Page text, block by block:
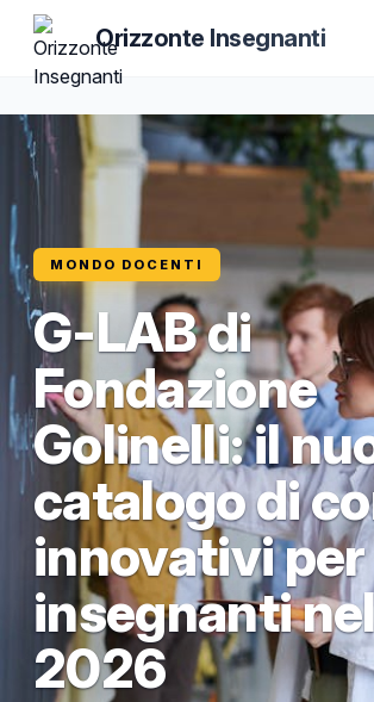
Orizzonte Insegnanti
MONDO DOCENTI
G-LAB di
Fondazione
Golinelli: il
catalogo di
innovativi per
insegnanti
2026